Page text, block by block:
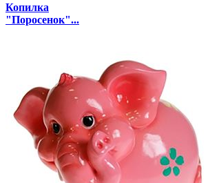
Копилка
"Поросенок"...